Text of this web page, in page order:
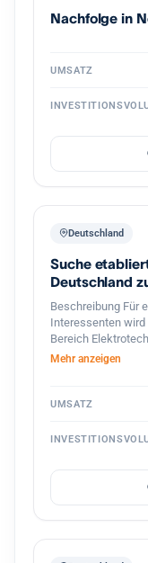
nächsten
Nachfolge in
UMSATZ
Deutschland
Suche
Deutschland
Beschreibung Für
Interessenten
Bereich
auf profitablen
interessant sind
Industrieelektrik
Wartung &
(optional) Der
Weiterführung und
Mehr anzeigen
UMSATZ